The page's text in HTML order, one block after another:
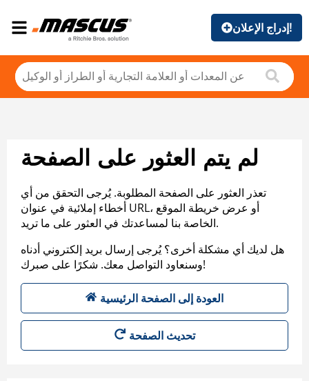
إدراج الإعلان!
لم يتم العثور على الصفحة
تعذر العثور على الصفحة المطلوبة. يُرجى التحقق من أي
أخطاء إملائية في عنوان URL، أو عرض خريطة الموقع
الخاصة بنا لمساعدتك في العثور على ما تريد.
هل لديك أي مشكلة أخرى؟ يُرجى إرسال بريد إلكتروني أدناه
وسنعاود التواصل معك. شكرًا على صبرك!
العودة إلى الصفحة الرئيسية
تحديث الصفحة